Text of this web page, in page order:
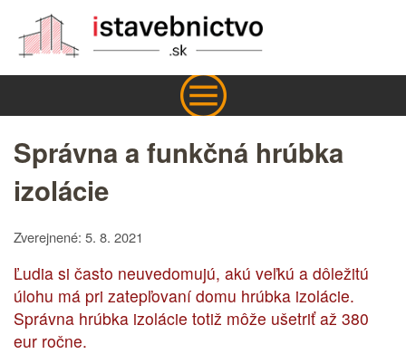
Správna a funkčná hrúbka
izolácie
Zverejnené: 5. 8. 2021
Ľudia si často neuvedomujú, akú veľkú a dôležitú
úlohu má pri zatepľovaní domu hrúbka izolácie.
Správna hrúbka izolácie totiž môže ušetriť až 380
eur ročne.